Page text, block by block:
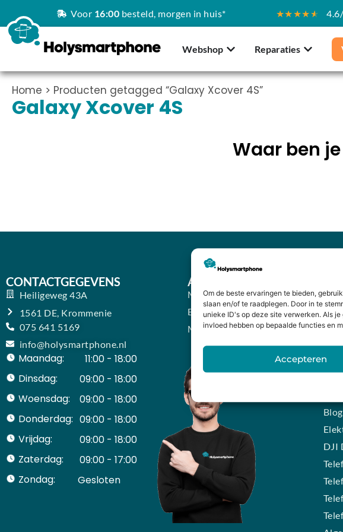
Om de beste ervaringen te bieden,
slaan en/of te raadplegen. Door in te
unieke ID's op deze site verwerken. Als
invloed hebben op bepaalde functies en
Accepteren
Voor 16:00 besteld, morgen in huis* ★★★★★
Webshop Reparaties
Home > Producten getagged “Galaxy Xcover 4S”
Galaxy Xcover 4S
Waar ben
CONTACTGEGEVENS
Heiligeweg 43A
1561 DE, Krommenie
075 641 5169
info@holysmartphone.nl
Maandag:
11:00 - 18:00
Dinsdag:
09:00 - 18:00
Woensdag:
09:00 - 18:00
Donderdag: 09:00 - 18:00
Vrijdag:
09:00 - 18:00
Zaterdag:
09:00 - 17:00
Zondag:
Gesloten ​ ​ ​ ​ ​ ​ ​
ACCOUNT
Mijn Account
Bestellingen
Mijn winkelwagen
Blog
DJI